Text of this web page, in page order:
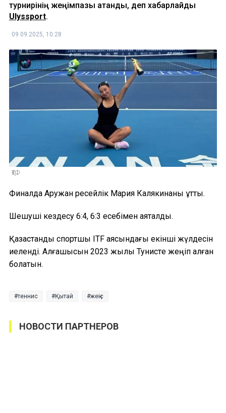
турнирінің жеңімпазы атанды, деп хабарлайды
Ulyssport.
09.09.2025, 10:28
ҚТФ
Финалда Аружан ресейлік Мария Калякинаны ұтты.
Шешуші кездесу 6:4, 6:3 есебімен аяқталды.
Қазақстандық спортшы ITF аясындағы екінші жүлдесін
иеленді. Алғашқысын 2023 жылы Тунистe жеңіп алған
болатын.
теннис Қытай жеңіс
НОВОСТИ ПАРТНЕРОВ